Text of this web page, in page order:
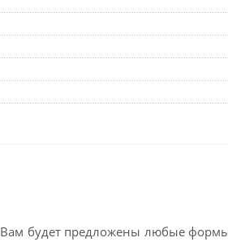
будет предложены любые